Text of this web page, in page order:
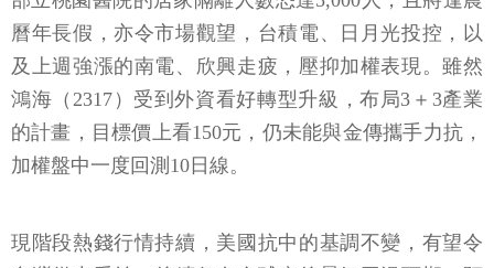
及上週強漲的南電、欣興走疲，壓抑加權表現。雖然
鴻海（2317）受到外資看好轉型升級，布局3＋3產業
的計畫，目標價上看150元，仍未能與金傳攜手力抗，
加權盤中一度回測10日線。
期整體底部仍然有撐。